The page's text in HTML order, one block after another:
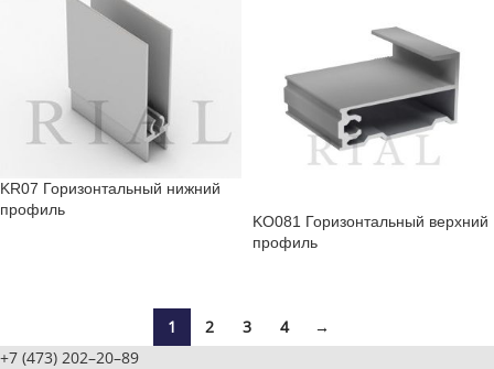
KR07 Горизонтальный нижний
профиль
KO081 Горизонтальный верхний
профиль
1 2 3 4
→
+7 (473) 202–20–89